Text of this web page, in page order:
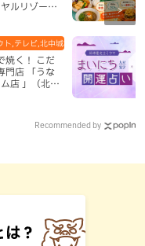
ルリゾート
焼く！ こだ
門店 「うな
店 」（北中
ト,テレビ,北中城村,和食・日本料理,地
Recommended by